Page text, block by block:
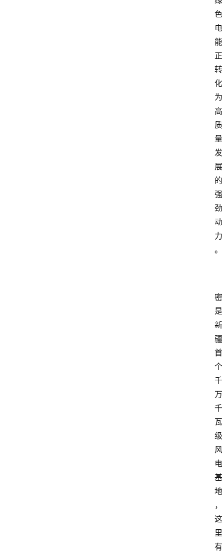
色
电
能
正
转
化
为
高
质
量
发
展
的
强
劲
动
力
。
密
是
新
疆
首
个
千
万
千
瓦
级
风
电
基
地
，
这
里
有